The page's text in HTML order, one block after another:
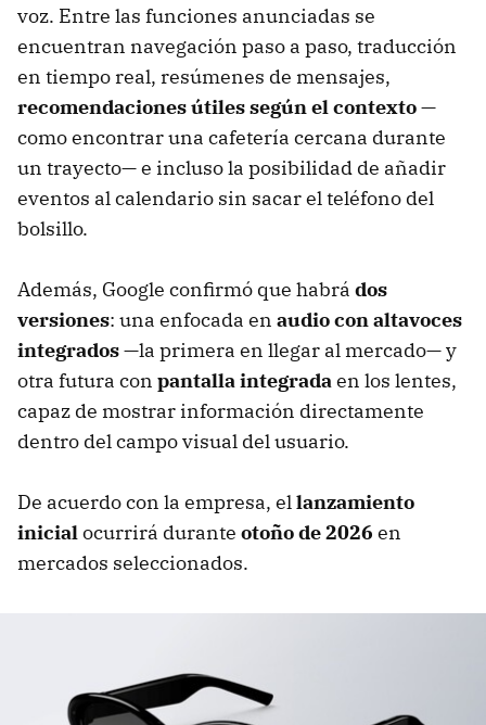
voz. Entre las funciones anunciadas se
encuentran navegación paso a paso, traducción
en tiempo real, resúmenes de mensajes,
recomendaciones útiles según el contexto—
como encontrar una cafetería cercana durante
un trayecto— e incluso la posibilidad de añadir
eventos al calendario sin sacar el teléfono del
bolsillo.
Además, Google confirmó que habrá dos
versiones: una enfocada en audio con altavoces
integrados—la primera en llegar al mercado— y
otra futura con pantalla integradaen los lentes,
capaz de mostrar información directamente
dentro del campo visual del usuario.
De acuerdo con la empresa, ellanzamiento
inicialocurrirá durante otoño de 2026 en
mercados seleccionados.